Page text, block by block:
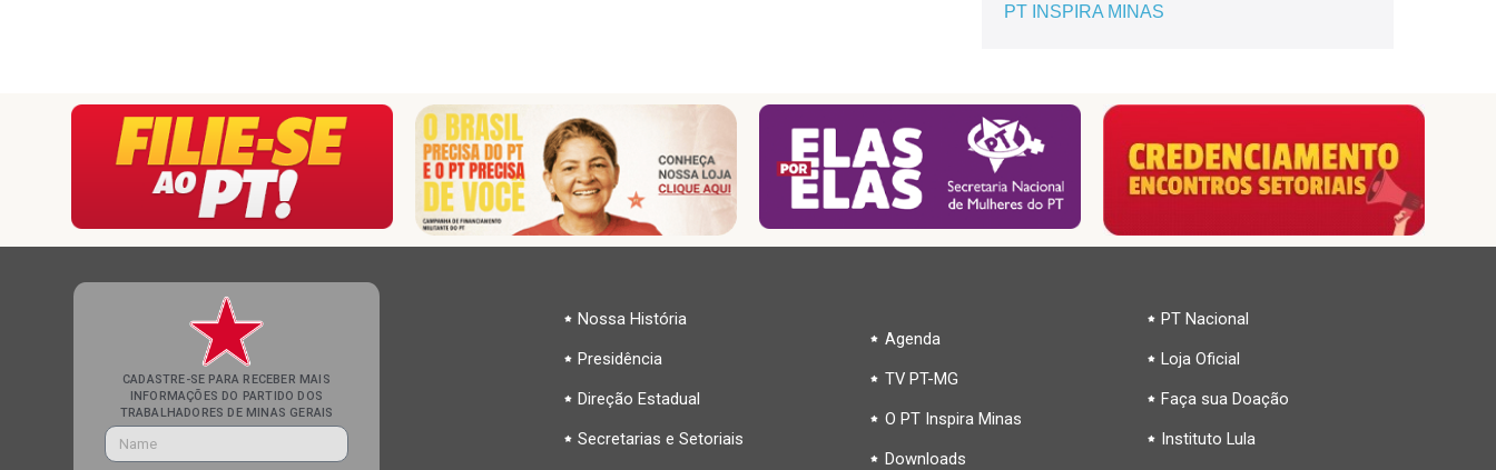
PT INSPIRA MINAS
CADASTRE-SE PARA RECEBER MAIS
INFORMAÇÕES DO PARTIDO DOS
TRABALHADORES DE MINAS GERAIS
Nossa História
Presidência
Direção Estadual
Secretarias e Setoriais
Agenda
TV PT-MG
O PT Inspira Minas
Downloads
PT Nacional
Loja Oficial
Faça sua Doação
Instituto Lula